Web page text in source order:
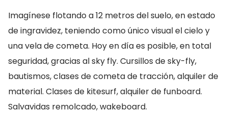
Imagínese flotando a 12 metros del suelo, en estado
de ingravidez, teniendo como único visual el cielo y
una vela de cometa. Hoy en día es posible, en total
seguridad, gracias al sky fly. Cursillos de sky-fly,
bautismos, clases de cometa de tracción, alquiler de
material. Clases de kitesurf, alquiler de funboard.
Salvavidas remolcado, wakeboard.